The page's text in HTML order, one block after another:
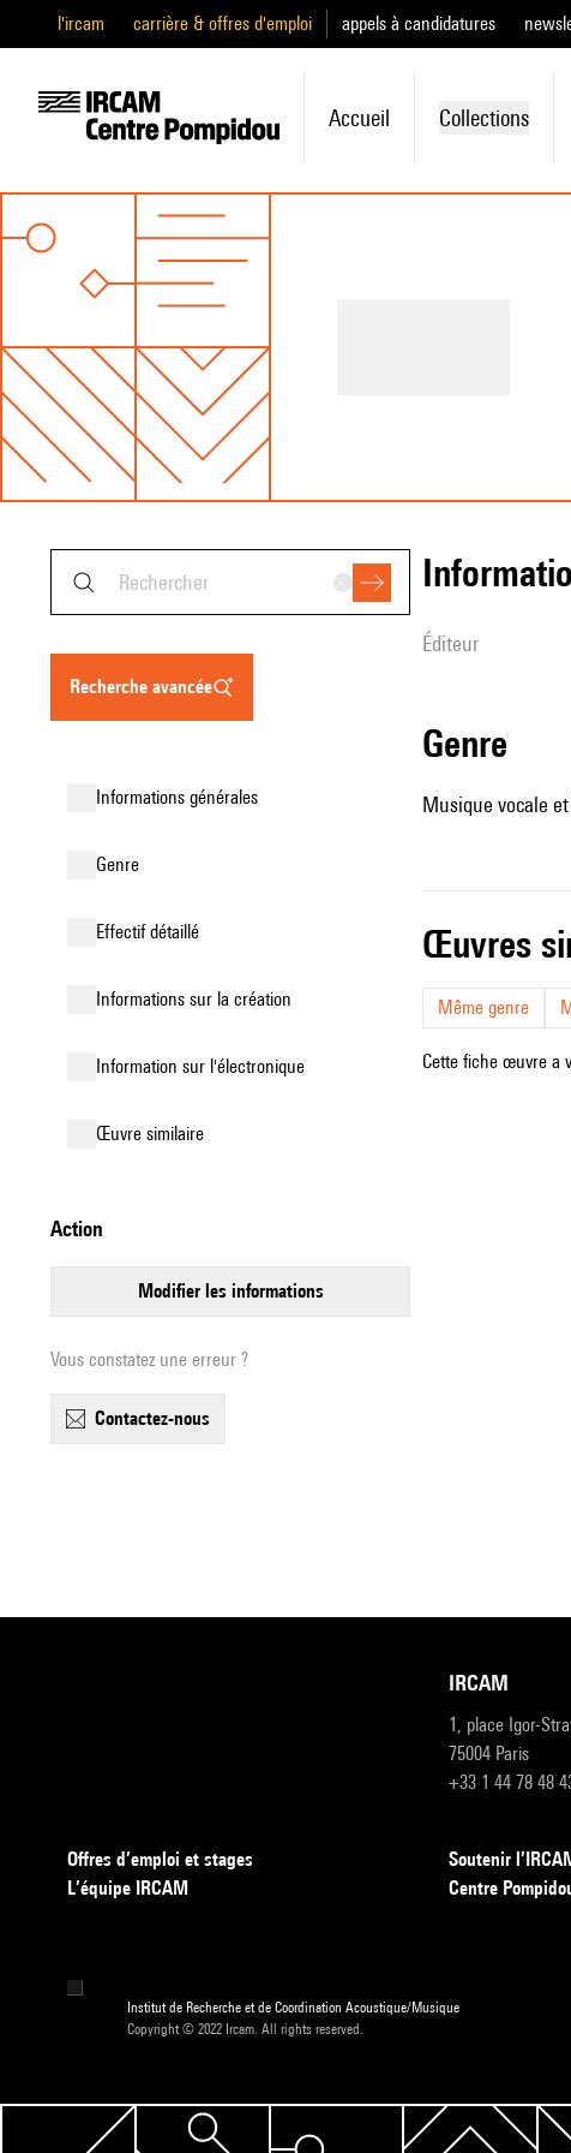
l'ircam carrière & offres d'emploi appels à candidatures
Accueil Collections
recherche avancée
informations générales
genre
effectif détaillé
informations sur la création
Information sur l'électronique
œuvre similaire
action
modifier les informations
Vous constatez une erreur ?
contactez-nous
éditeur
genre
Musique vocale
œuvres
Même genre
Cette fiche œuvre a
IRCAM
1, place Igor-
75004 Paris
+33 1 44 78 48
Offres d’emploi et stages
L’équipe IRCAM
Soutenir
Centre
Institut de Recherche et de Coordination Acoustique/Musique
Copyright © 2022 Ircam. All rights reserved.